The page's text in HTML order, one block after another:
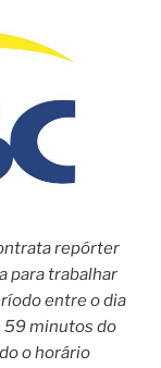
repórter
para trabalhar
entre o dia
59 minutos do
o horário